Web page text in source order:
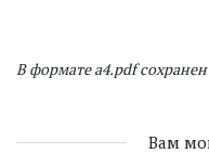
В формате a4.pdf
Вам